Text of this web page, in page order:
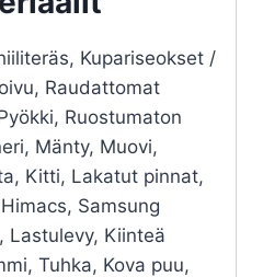
Kupariseokset /
Raudattomat
Ruostumaton
Mänty, Muovi,
Kitti, Lakatut pinnat,
Samsung
Lastulevy, Kiinteä
Tuhka, Kova puu,